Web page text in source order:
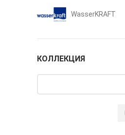
WasserKRAFT
КОЛЛЕКЦИЯ